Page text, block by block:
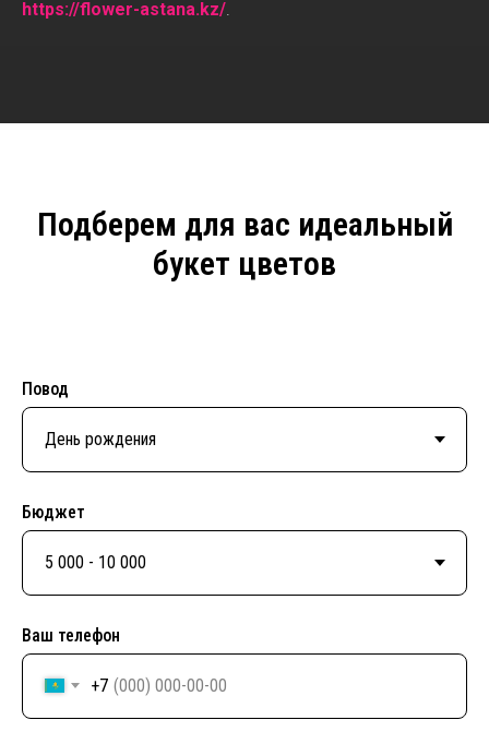
https://flower-astana.kz/.
Подберем для вас идеальный
букет цветов
Повод
Бюджет
Ваш телефон
+7